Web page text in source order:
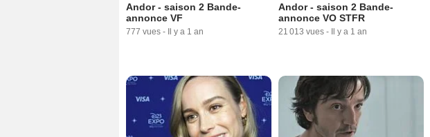
Andor - saison 2 Bande-
annonce VF
777 vues - Il y a 1 an
Andor - saison 2 Bande-
annonce VO STFR
21 013 vues - Il y a 1 an